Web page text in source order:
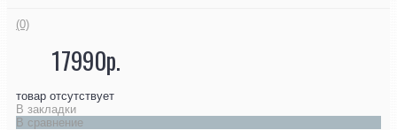
(0)
17990р.
товар отсутствует
В закладки
В сравнение